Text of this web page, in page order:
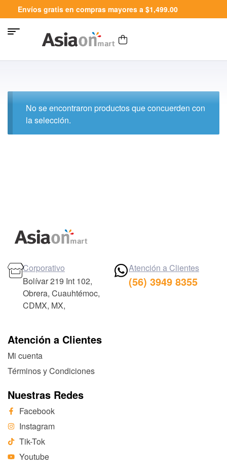
Envíos gratis en compras mayores a $1,499.00
No se encontraron productos que concuerden con
la selección.
Atención a Clientes
Mi cuenta
Términos y Condiciones
Nuestras Redes
Facebook
Instagram
Tik-Tok
Youtube
Corporativo
Bolívar 219 Int 102,
Obrera, Cuauhtémoc,
CDMX, MX,
Atención a Clientes
(56) 3949 8355